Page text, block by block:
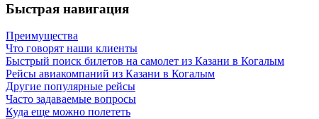
Быстрая навигация
Преимущества
Что говорят наши клиенты
Быстрый поиск билетов на самолет из Казани в Когалым
Рейсы авиакомпаний из Казани в Когалым
Другие популярные рейсы
Часто задаваемые вопросы
Куда еще можно полететь